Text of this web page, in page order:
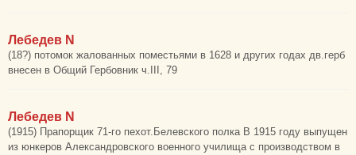
Лебедев N
(18?) потомок жалованных поместьями в 1628 и других годах дв.герб
внесен в Общий Гербовник ч.III, 79
Лебедев N
(1915) Прапорщик 71-го пехот.Белевского полка В 1915 году выпущен
из юнкеров Александровского военного училища с производством в